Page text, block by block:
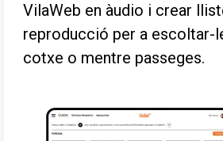
VilaWeb en àudio i crear
reproducció per a escoltar-
cotxe o mentre passeges.